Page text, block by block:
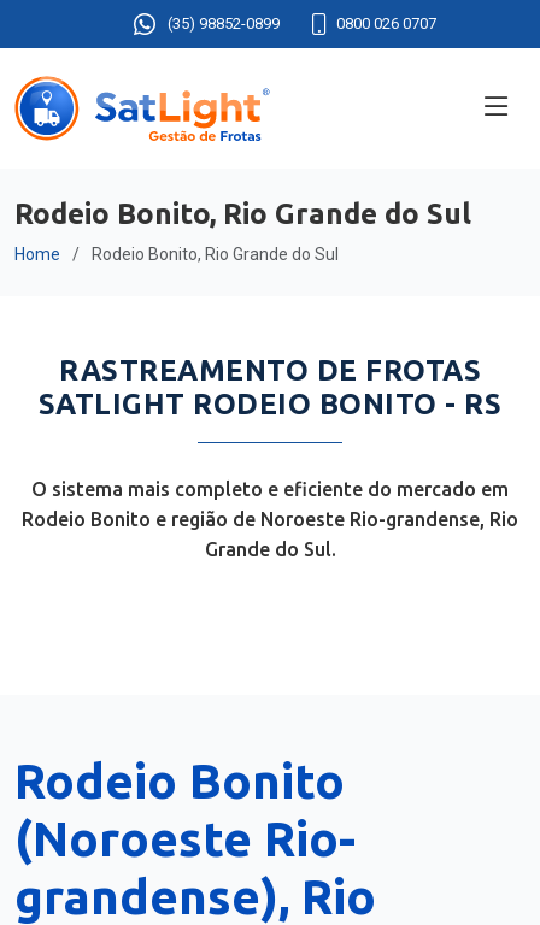
(35) 98852-0899 0800 026 0707
Rodeio Bonito, Rio Grande do Sul
Home Rodeio Bonito, Rio Grande do Sul
RASTREAMENTO DE FROTAS
SATLIGHT RODEIO BONITO - RS
O sistema mais completo e eficiente do mercado em
Rodeio Bonito e região de Noroeste Rio-grandense, Rio
Grande do Sul.
Rodeio Bonito
(Noroeste Rio-
grandense), Rio